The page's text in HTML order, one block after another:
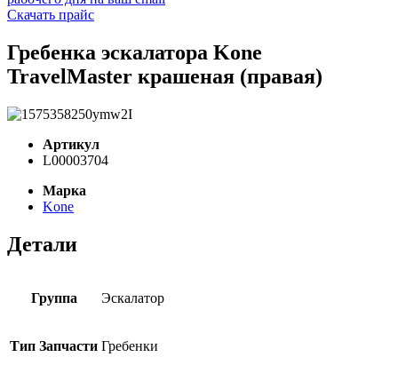
Скачать прайс
Гребенка эскалатора Kone
TravelMaster крашеная (правая)
Артикул
L00003704
Марка
Kone
Детали
Группа Эскалатор
Тип Запчасти Гребенки